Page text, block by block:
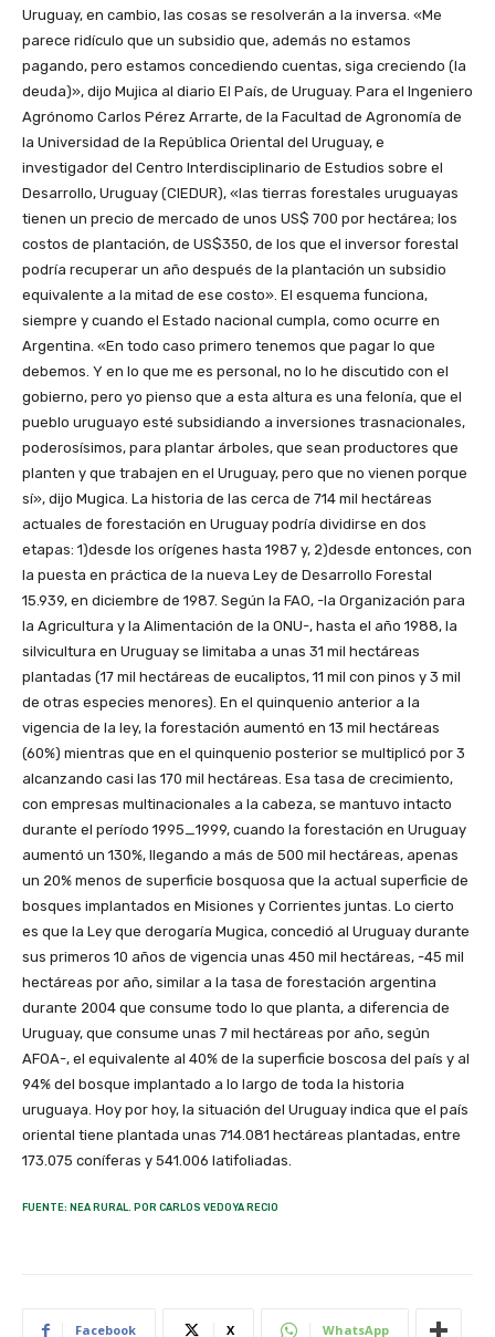
Uruguay, en cambio, las cosas se resolverán a la inversa. «Me
parece ridículo que un subsidio que, además no estamos
pagando, pero estamos concediendo cuentas, siga creciendo (la
deuda)», dijo Mujica al diario El País, de Uruguay. Para el Ingeniero
Agrónomo Carlos Pérez Arrarte, de la Facultad de Agronomía de
la Universidad de la República Oriental del Uruguay, e
investigador del Centro Interdisciplinario de Estudios sobre el
Desarrollo, Uruguay (CIEDUR), «las tierras forestales uruguayas
tienen un precio de mercado de unos US$ 700 por hectárea; los
costos de plantación, de US$350, de los que el inversor forestal
podría recuperar un año después de la plantación un subsidio
equivalente a la mitad de ese costo». El esquema funciona,
siempre y cuando el Estado nacional cumpla, como ocurre en
Argentina. «En todo caso primero tenemos que pagar lo que
debemos. Y en lo que me es personal, no lo he discutido con el
gobierno, pero yo pienso que a esta altura es una felonía, que el
pueblo uruguayo esté subsidiando a inversiones trasnacionales,
poderosísimos, para plantar árboles, que sean productores que
planten y que trabajen en el Uruguay, pero que no vienen porque
sí», dijo Mugica. La historia de las cerca de 714 mil hectáreas
actuales de forestación en Uruguay podría dividirse en dos
etapas: 1)desde los orígenes hasta 1987 y, 2)desde entonces, con
la puesta en práctica de la nueva Ley de Desarrollo Forestal
15.939, en diciembre de 1987. Según la FAO, -la Organización para
la Agricultura y la Alimentación de la ONU-, hasta el año 1988, la
silvicultura en Uruguay se limitaba a unas 31 mil hectáreas
plantadas (17 mil hectáreas de eucaliptos, 11 mil con pinos y 3 mil
de otras especies menores). En el quinquenio anterior a la
vigencia de la ley, la forestación aumentó en 13 mil hectáreas
(60%) mientras que en el quinquenio posterior se multiplicó por 3
alcanzando casi las 170 mil hectáreas. Esa tasa de crecimiento,
con empresas multinacionales a la cabeza, se mantuvo intacto
durante el período 1995_1999, cuando la forestación en Uruguay
aumentó un 130%, llegando a más de 500 mil hectáreas, apenas
un 20% menos de superficie bosquosa que la actual superficie de
bosques implantados en Misiones y Corrientes juntas. Lo cierto
es que la Ley que derogaría Mugica, concedió al Uruguay durante
sus primeros 10 años de vigencia unas 450 mil hectáreas, -45 mil
hectáreas por año, similar a la tasa de forestación argentina
durante 2004 que consume todo lo que planta, a diferencia de
Uruguay, que consume unas 7 mil hectáreas por año, según
AFOA-, el equivalente al 40% de la superficie boscosa del país y al
94% del bosque implantado a lo largo de toda la historia
uruguaya. Hoy por hoy, la situación del Uruguay indica que el país
oriental tiene plantada unas 714.081 hectáreas plantadas, entre
173.075 coníferas y 541.006 latifoliadas.
FUENTE: NEA RURAL. POR CARLOS VEDOYA RECIO
Facebook X WhatsApp